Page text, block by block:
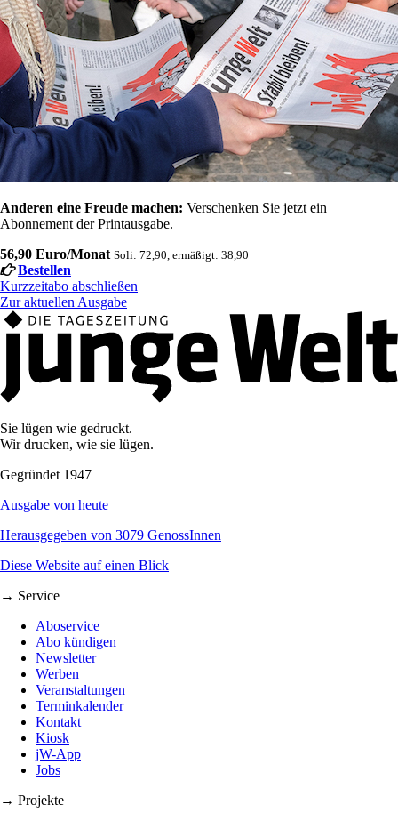
Anderen eine Freude machen: Verschenken Sie jetzt ein
Abonnement der Printausgabe.
56,90 Euro/Monat Soli: 72,90, ermäßigt: 38,90
Bestellen
Kurzzeitabo abschließen
Zur aktuellen Ausgabe
Sie lügen wie gedruckt.
Wir drucken, wie sie lügen.
Gegründet 1947
Ausgabe von heute
Herausgegeben von 3079 GenossInnen
Diese Website auf einen Blick
→ Service
Aboservice
Abo kündigen
Newsletter
Werben
Veranstaltungen
Terminkalender
Kontakt
Kiosk
jW-App
Jobs
→ Projekte